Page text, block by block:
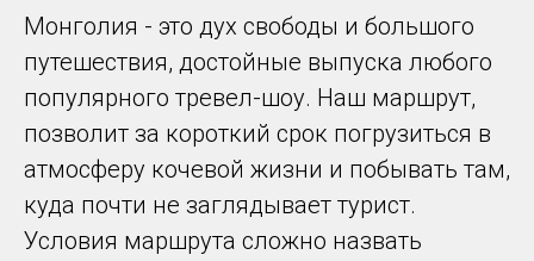
Монголия - это дух свободы и большого
путешествия, достойные выпуска любого
популярного тревел-шоу. Наш маршрут,
позволит за короткий срок погрузиться в
атмосферу кочевой жизни и побывать там,
куда почти не заглядывает турист.
Условия маршрута сложно назвать